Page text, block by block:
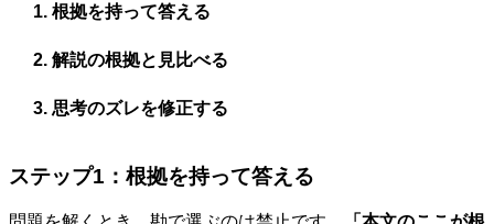
根拠を持って答える
解説の根拠と見比べる
思考のズレを修正する
ステップ1：根拠を持って答える